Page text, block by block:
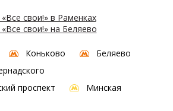
свои!» в Раменках
свои!» на Беляево
Коньково
Беляево
проспект
Минская